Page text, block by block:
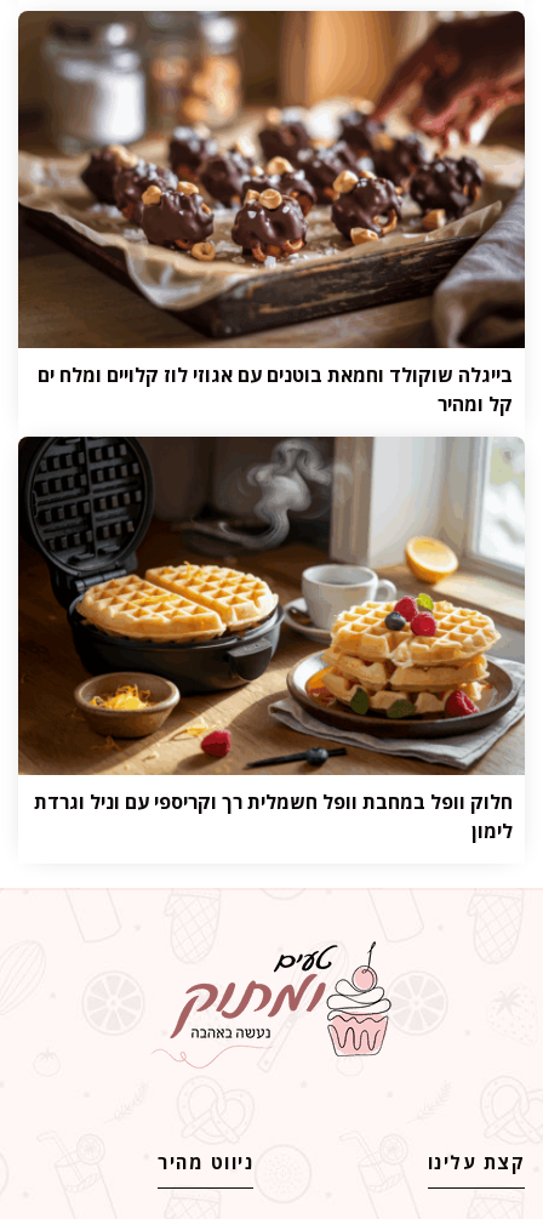
בייגלה שוקולד וחמאת בוטנים עם אגוזי לוז קלויים ומלח ים
קל ומהיר
חלוק וופל במחבת וופל חשמלית רך וקריספי עם וניל וגרדת
לימון
קצת עלינו ניווט מהיר